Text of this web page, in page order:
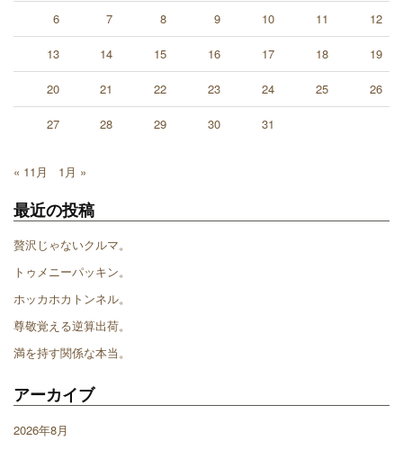
6 7 8 9 10 11 12
13 14 15 16 17 18 19
20 21 22 23 24 25 26
27 28 29 30 31
« 11月 1月 »
最近の投稿
贅沢じゃないクルマ。
トゥメニーパッキン。
ホッカホカトンネル。
尊敬覚える逆算出荷。
満を持す関係な本当。
アーカイブ
2026年8月